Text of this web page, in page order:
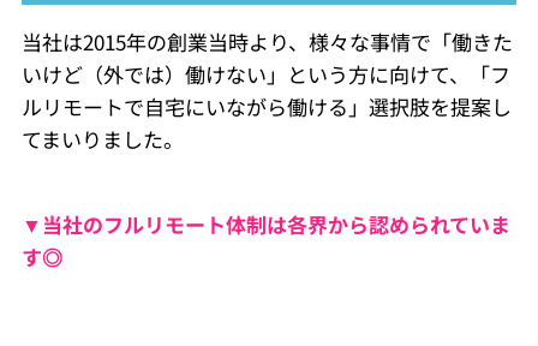
当社は2015年の創業当時より、様々な事情で「働きた
いけど（外では）働けない」という方に向けて、「フ
ルリモートで自宅にいながら働ける」選択肢を提案し
てまいりました。
▼当社のフルリモート体制は各界から認められていま
す◎